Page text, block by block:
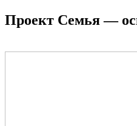
Проект Семья —